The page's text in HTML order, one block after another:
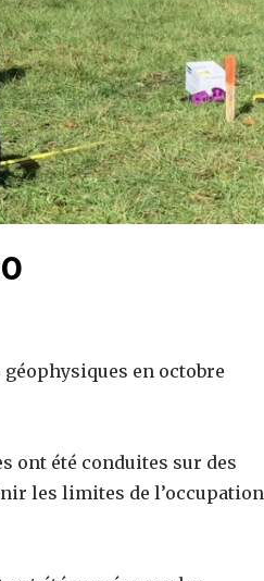
en octobre
ont été conduites sur des
les limites de l’occupation